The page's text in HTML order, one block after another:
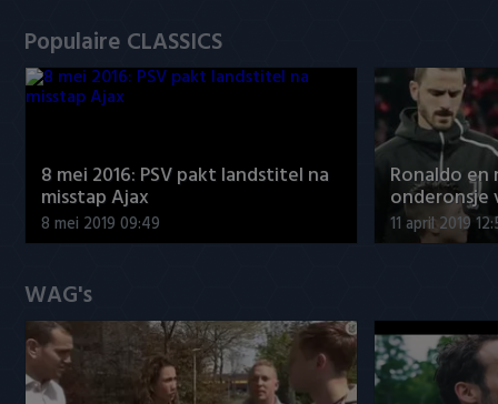
Populaire CLASSICS
8 mei 2016: PSV pakt landstitel na
misstap Ajax
8 mei 2019 09:49
Ronaldo
onderonsje
11 april 2019
WAG's